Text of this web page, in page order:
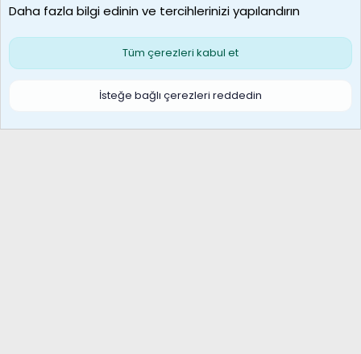
Çerezler
S
Daha fazla bilgi edinin ve tercihlerinizi yapılandırın
Tüm çerezleri kabul et
İsteğe bağlı çerezleri reddedin